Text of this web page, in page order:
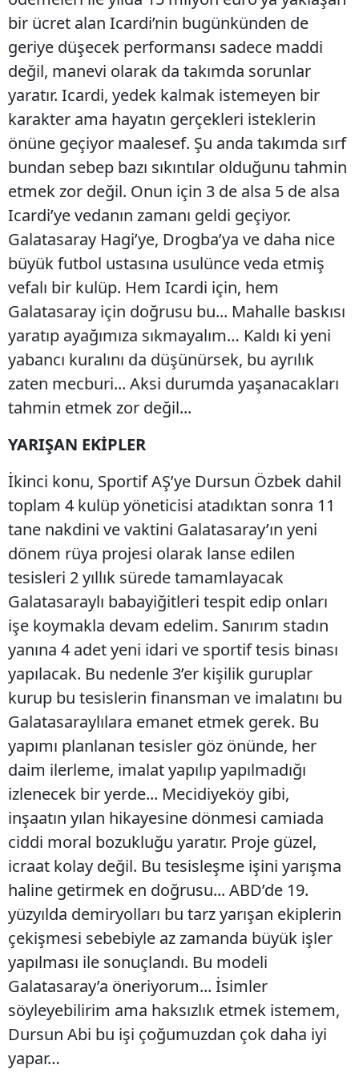
bir ücret alan Icardi’nin bugünkünden de
geriye düşecek performansı sadece maddi
değil, manevi olarak da takımda sorunlar
yaratır. Icardi, yedek kalmak istemeyen bir
karakter ama hayatın gerçekleri isteklerin
önüne geçiyor maalesef. Şu anda takımda sırf
bundan sebep bazı sıkıntılar olduğunu tahmin
etmek zor değil. Onun için 3 de alsa 5 de alsa
Icardi’ye vedanın zamanı geldi geçiyor.
Galatasaray Hagi’ye, Drogba’ya ve daha nice
büyük futbol ustasına usulünce veda etmiş
vefalı bir kulüp. Hem Icardi için, hem
Galatasaray için doğrusu bu... Mahalle baskısı
yaratıp ayağımıza sıkmayalım… Kaldı ki yeni
yabancı kuralını da düşünürsek, bu ayrılık
zaten mecburi... Aksi durumda yaşanacakları
tahmin etmek zor değil...
YARIŞAN EKİPLER
İkinci konu, Sportif AŞ’ye Dursun Özbek dahil
toplam 4 kulüp yöneticisi atadıktan sonra 11
tane nakdini ve vaktini Galatasaray’ın yeni
dönem rüya projesi olarak lanse edilen
tesisleri 2 yıllık sürede tamamlayacak
Galatasaraylı babayiğitleri tespit edip onları
işe koymakla devam edelim. Sanırım stadın
yanına 4 adet yeni idari ve sportif tesis binası
yapılacak. Bu nedenle 3’er kişilik guruplar
kurup bu tesislerin finansman ve imalatını bu
Galatasaraylılara emanet etmek gerek. Bu
yapımı planlanan tesisler göz önünde, her
daim ilerleme, imalat yapılıp yapılmadığı
izlenecek bir yerde... Mecidiyeköy gibi,
inşaatın yılan hikayesine dönmesi camiada
ciddi moral bozukluğu yaratır. Proje güzel,
icraat kolay değil. Bu tesisleşme işini yarışma
haline getirmek en doğrusu... ABD’de 19.
yüzyılda demiryolları bu tarz yarışan ekiplerin
çekişmesi sebebiyle az zamanda büyük işler
yapılması ile sonuçlandı. Bu modeli
Galatasaray’a öneriyorum... İsimler
söyleyebilirim ama haksızlık etmek istemem,
Dursun Abi bu işi çoğumuzdan çok daha iyi
yapar…